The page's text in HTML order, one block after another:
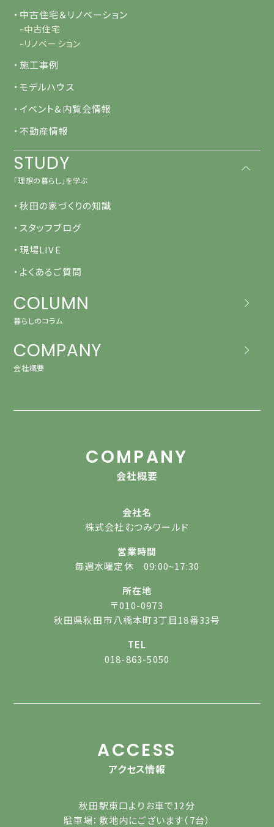
・中古住宅＆リノベーション
-中古住宅
-リノベーション
・施工事例
・モデルハウス
・イベント&内覧会情報
・不動産情報
STUDY
「理想の暮らし」を学ぶ
・秋田の家づくりの知識
・スタッフブログ
・現場LIVE
・よくあるご質問
COLUMN
暮らしのコラム
COMPANY
会社概要
COMPANY
会社概要
会社名
株式会社むつみワールド
営業時間
毎週水曜定休 09:00~17:30
所在地
〒010-0973
秋田県秋田市八橋本町3丁目18番33号
TEL
018-863-5050
ACCESS
アクセス情報
秋田駅東口よりお車で12分
駐車場：敷地内にございます（7台）